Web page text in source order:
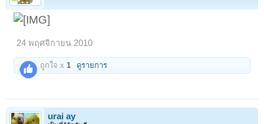
24 พฤศจิกายน 2010
ถูกใจ x1 ดูรายการ
urai ay